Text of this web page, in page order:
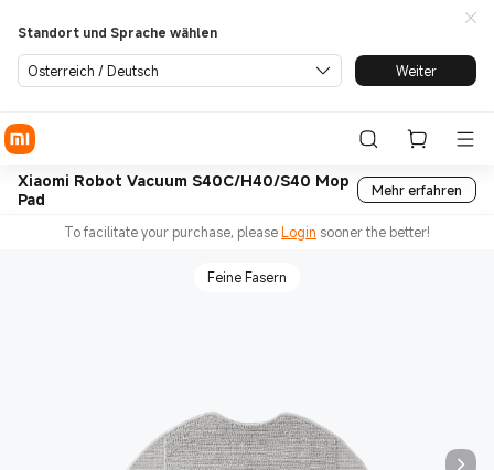
Standort und Sprache wählen
Österreich / Deutsch Weiter
Xiaomi Robot Vacuum S40C/H40/S40 Mop
Pad
Mehr erfahren
To facilitate your purchase, pleaseLogin sooner the better!
Feine Fasern